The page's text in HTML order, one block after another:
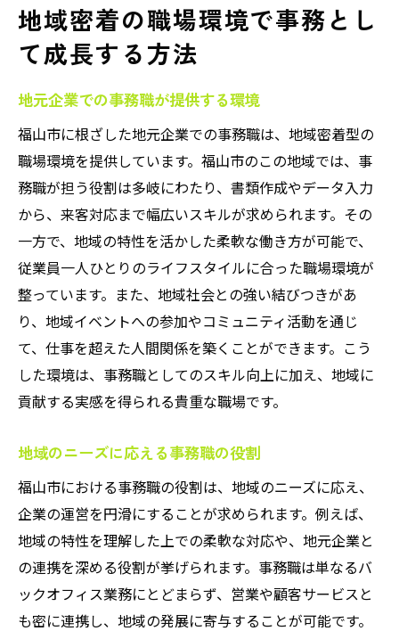
地域密着の職場環境で事務とし
て成長する方法
地元企業での事務職が提供する環境
福山市に根ざした地元企業での事務職は、地域密着型の
職場環境を提供しています。福山市のこの地域では、事
務職が担う役割は多岐にわたり、書類作成やデータ入力
から、来客対応まで幅広いスキルが求められます。その
一方で、地域の特性を活かした柔軟な働き方が可能で、
従業員一人ひとりのライフスタイルに合った職場環境が
整っています。また、地域社会との強い結びつきがあ
り、地域イベントへの参加やコミュニティ活動を通じ
て、仕事を超えた人間関係を築くことができます。こう
した環境は、事務職としてのスキル向上に加え、地域に
貢献する実感を得られる貴重な職場です。
地域のニーズに応える事務職の役割
福山市における事務職の役割は、地域のニーズに応え、
企業の運営を円滑にすることが求められます。例えば、
地域の特性を理解した上での柔軟な対応や、地元企業と
の連携を深める役割が挙げられます。事務職は単なるバ
ックオフィス業務にとどまらず、営業や顧客サービスと
も密に連携し、地域の発展に寄与することが可能です。